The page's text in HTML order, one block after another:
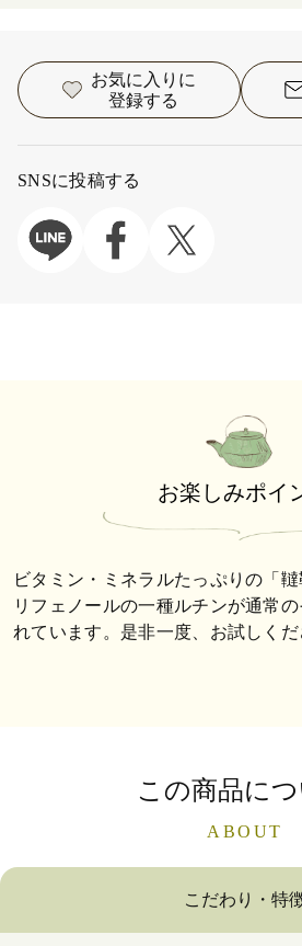
お気に入りに
登録する
SNSに投稿する
お楽しみポイ
ビタミン・ミネラルたっぷりの「
リフェノールの一種ルチンが通常
れています。是非一度、お試しくだ
この商品に
ABOUT
こだわり・特